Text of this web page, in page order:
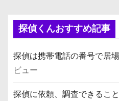
探偵くんおすすめ記事
探偵は携帯電話の番号で居
ビュー
探偵に依頼、調査できるこ